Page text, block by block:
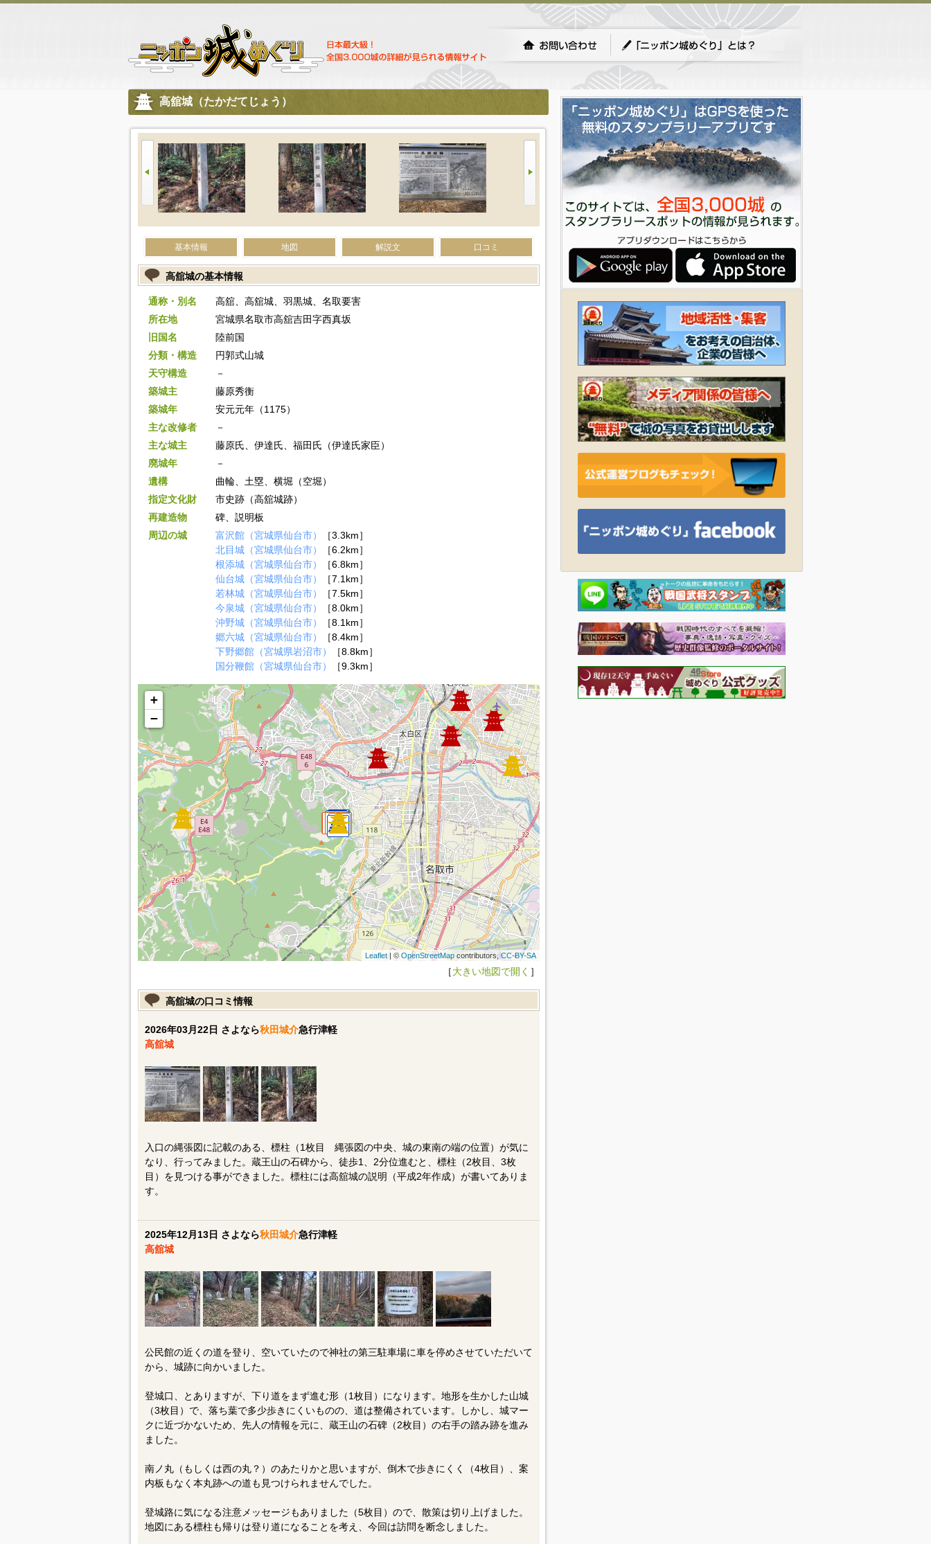
高舘城（たかだてじょう）
基本情報 地図 解説文 口コミ
高舘城の基本情報
通称・別名
高舘、高舘城、羽黒城、名取要害
所在地
宮城県名取市高舘吉田字西真坂
旧国名
陸前国
分類・構造
円郭式山城
天守構造
－
築城主
藤原秀衡
築城年
安元元年（1175）
主な改修者
－
主な城主
藤原氏、伊達氏、福田氏（伊達氏家臣）
廃城年
－
遺構
曲輪、土塁、横堀（空堀）
指定文化財
市史跡（高舘城跡）
再建造物
碑、説明板
周辺の城
富沢館（宮城県仙台市）
［3.3km］
北目城（宮城県仙台市）
［6.2km］
根添城（宮城県仙台市）
［6.8km］
仙台城（宮城県仙台市）
［7.1km］
若林城（宮城県仙台市）
［7.5km］
今泉城（宮城県仙台市）
［8.0km］
沖野城（宮城県仙台市）
［8.1km］
郷六城（宮城県仙台市）
［8.4km］
下野郷館（宮城県岩沼市）
［8.8km］
国分鞭館（宮城県仙台市）
［9.3km］
+
−
Leaflet| © OpenStreetMapcontributors,CC-BY-SA
［大きい地図で開く ］
高舘城の口コミ情報
2026年03月22日 さよなら秋田城介急行津軽
高舘城
入口の縄張図に記載のある、標柱（1枚目 縄張図の中央、城の東南の端の位置）が気に
なり、行ってみました。蔵王山の石碑から、徒歩1、2分位進むと、標柱（2枚目、3枚
目）を見つける事ができました。標柱には高舘城の説明（平成2年作成）が書いてありま
す。
2025年12月13日 さよなら秋田城介急行津軽
高舘城
公民館の近くの道を登り、空いていたので神社の第三駐車場に車を停めさせていただいて
から、城跡に向かいました。
登城口、とありますが、下り道をまず進む形（1枚目）になります。地形を生かした山城
（3枚目）で、落ち葉で多少歩きにくいものの、道は整備されています。しかし、城マー
クに近づかないため、先人の情報を元に、蔵王山の石碑（2枚目）の右手の踏み跡を進み
ました。
南ノ丸（もしくは西の丸？）のあたりかと思いますが、倒木で歩きにくく（4枚目）、案
内板もなく本丸跡への道も見つけられませんでした。
登城路に気になる注意メッセージもありました（5枚目）ので、散策は切り上げました。
地図にある標柱も帰りは登り道になることを考え、今回は訪問を断念しました。